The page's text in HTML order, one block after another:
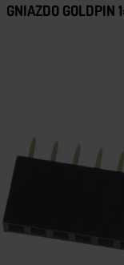
GNIAZDO GOLDPIN